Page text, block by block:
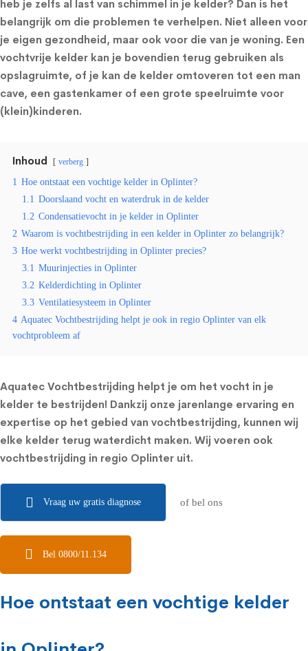
heb je zelfs al last van schimmel in je kelder? Dan is het
belangrijk om die problemen te verhelpen. Niet alleen voor
je eigen gezondheid, maar ook voor die van je woning. Een
vochtvrije kelder kan je bovendien terug gebruiken als
opslagruimte, of je kan de kelder omtoveren tot een man
cave, een gastenkamer of een grote speelruimte voor
(klein)kinderen.
Inhoud verberg
1 Hoe ontstaat een vochtige kelder in Oplinter?
1.1 Doorslaand vocht en waterdruk in de kelder
1.2 Condensatievocht in je kelder in Oplinter
2 Waarom is vochtbestrijding in een kelder in Oplinter zo belangrijk?
3 Hoe werkt vochtbestrijding in Oplinter precies?
3.1 Muurinjecties in Oplinter
3.2 Kelderdichting in Oplinter
3.3 Ventilatiesysteem in Oplinter
4 Aquatec Vochtbestrijding helpt je ook in regio Oplinter van elk
vochtprobleem af
Aquatec Vochtbestrijding helpt je om het vocht in je
kelder te bestrijden! Dankzij onze jarenlange ervaring en
expertise op het gebied van vochtbestrijding, kunnen wij
elke kelder terug waterdicht maken. Wij voeren ook
vochtbestrijding in regio Oplinter uit.
Vraag uw gratis diagnose of bel ons
Bel 0800/11.134
Hoe ontstaat een vochtige kelder